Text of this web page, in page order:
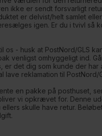
ikke er sendt forsvarligt
er delvist/helt samlet
igen. Er du i tvivl så
os - husk at PostNord/GLS
venligst omhyggeligt ind.
er det dig som kunde der har
lave reklamation til PostNord/
en pakke på posthuset,
vi opkrævet for. Denne
skulle have retur.